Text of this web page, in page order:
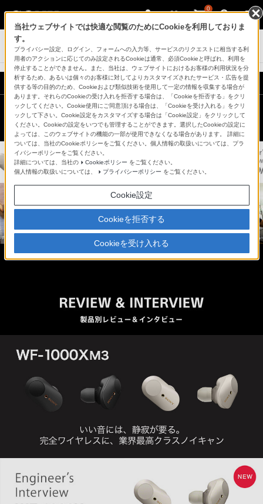
0
ヘッドホン
当社ウェブサイトでは快適な閲覧のためにCookieを利用しておりま
す。
プライバシー設定、ログイン、フォームへの入力等、サービスのリクエストに相当する利
用者のアクションに応じてのみ設定されるCookieは通常、必須Cookieと呼ばれ、利用を
停止することができません。また、当社は、ウェブサイトにおけるお客様の利用状況を分
析するため、あるいは個々のお客様に対してよりカスタマイズされたサービス・広告を提
供する等の目的のため、Cookieおよび類似技術を使用して一定の情報を収集する場合が
あります。それらのCookieの受け入れを拒否する場合は、「Cookieを拒否する」をクリ
ックしてください。Cookie使用にご同意頂ける場合は、「Cookieを受け入れる」をクリ
ックして下さい。Cookie設定をカスタマイズする場合は「Cookie設定」をクリックして
ください。Cookieの設定をいつでも管理することができます。選択したCookieの設定に
よっては、このウェブサイトの機能の一部が使用できなくなる場合があります。 詳細に
ついては、当社のCookieポリシーをご覧ください。個人情報の取扱いについては、プラ
イバシーポリシーをご覧ください。
詳細については、当社の
Cookieポリシー をご覧ください。
個人情報の取扱いについては、
プライバシーポリシー をご覧ください。
Cookie設定
Cookieを拒否する
Cookieを受け入れる